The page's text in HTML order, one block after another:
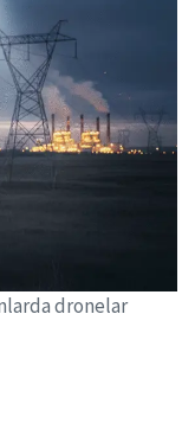
dronelar